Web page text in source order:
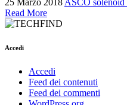
25 Marzo 2018 ASCO solenoid
Read More
Accedi
Accedi
Feed dei contenuti
Feed dei commenti